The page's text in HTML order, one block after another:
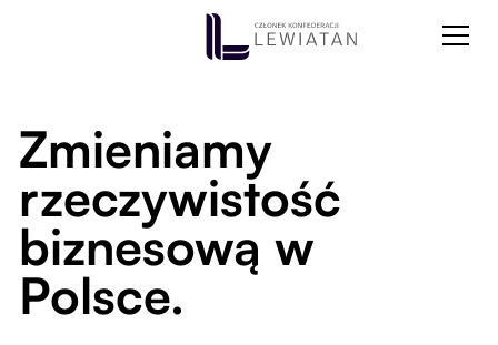
Zmieniamy
rzeczywistość
biznesową w
Polsce.